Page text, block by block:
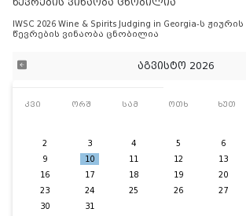
წევრების ვინაობა ცნობილია
IWSC 2026 Wine & Spirits Judging in Georgia-ს
წევრების ვინაობა ცნობილია
აგვისტო 2026
კვი ორშ სამ ოთხ ხუთ
2
3 4 5 6
9
10 11 12 13
16
17 18 19 20
23
24 25 26 27
30
31